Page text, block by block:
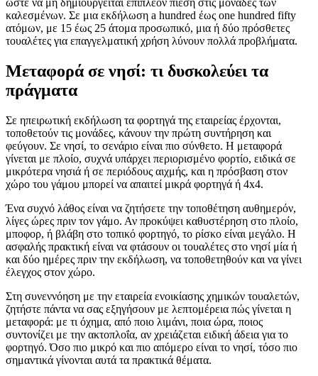
ώστε να μη δημιουργείται επιπλέον πίεση στις μονάδες των
καλεσμένων. Σε μια εκδήλωση a hundred έως one hundred fifty
ατόμων, με 15 έως 25 άτομα προσωπικό, μια ή δύο πρόσθετες
τουαλέτες για επαγγελματική χρήση λύνουν πολλά προβλήματα.
Μεταφορά σε νησί: τι δυσκολεύει τα
πράγματα
Σε ηπειρωτική εκδήλωση τα φορτηγά της εταιρείας έρχονται,
τοποθετούν τις μονάδες, κάνουν την πρώτη συντήρηση και
φεύγουν. Σε νησί, το σενάριο είναι πιο σύνθετο. Η μεταφορά
γίνεται με πλοίο, συχνά υπάρχει περιορισμένο φορτίο, ειδικά σε
μικρότερα νησιά ή σε περιόδους αιχμής, και η πρόσβαση στον
χώρο του γάμου μπορεί να απαιτεί μικρά φορτηγά ή 4x4.
Ένα συχνό λάθος είναι να ζητήσετε την τοποθέτηση αυθημερόν,
λίγες ώρες πριν τον γάμο. Αν προκύψει καθυστέρηση στο πλοίο,
μποφορ, ή βλάβη στο τοπικό φορτηγό, το ρίσκο είναι μεγάλο. Η
ασφαλής πρακτική είναι να φτάσουν οι τουαλέτες στο νησί μία ή
και δύο ημέρες πριν την εκδήλωση, να τοποθετηθούν και να γίνει
έλεγχος στον χώρο.
Στη συνεννόηση με την εταιρεία ενοικίασης χημικών τουαλετών,
ζητήστε πάντα να σας εξηγήσουν με λεπτομέρεια πώς γίνεται η
μεταφορά: με τι όχημα, από ποιο λιμάνι, ποια ώρα, ποιος
συντονίζει με την ακτοπλοΐα, αν χρειάζεται ειδική άδεια για το
φορτηγό. Όσο πιο μικρό και πιο απόμερο είναι το νησί, τόσο πιο
σημαντικά γίνονται αυτά τα πρακτικά θέματα.